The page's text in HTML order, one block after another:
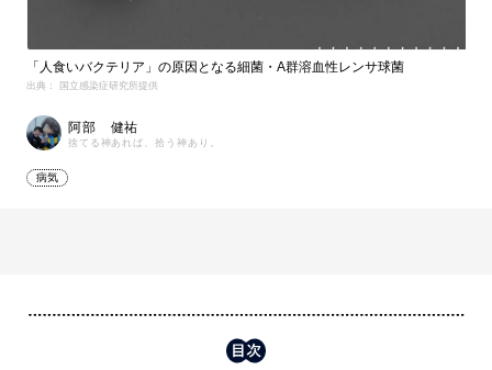
「人食いバクテリア」の原因となる細菌・A群溶血性レンサ球菌
出典： 国立感染症研究所提供
阿部 健祐
捨てる神あれば、拾う神あり。
病気